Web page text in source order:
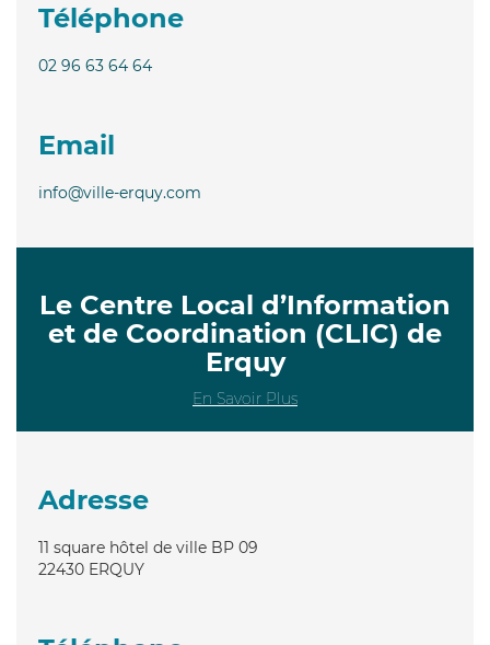
Téléphone
02 96 63 64 64
Email
info@ville-erquy.com
Le Centre Local d’Information
et de Coordination (CLIC) de
Erquy
En Savoir Plus
Adresse
11 square hôtel de ville BP 09
22430 ERQUY